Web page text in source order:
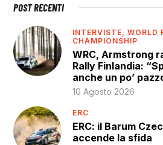
POST RECENTI
INTERVISTE,WORLD
CHAMPIONSHIP
WRC, Armstrong
Rally Finlandia:
anche un po’
10 Agosto 2026
ERC
ERC: il Barum
accende la sfida